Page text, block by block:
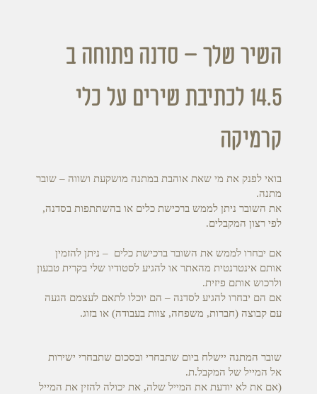
השיר שלך – סדנה פתוחה ב
14.5 לכתיבת שירים על כלי
קרמיקה
בואי לפנק את מי שאת אוהבת במתנה מושקעת ושווה – שובר
מתנה.
את השובר ניתן לממש ברכישת כלים או בהשתתפות בסדנה,
לפי רצון המקבלים.
אם יבחרו לממש את השובר ברכישת כלים – ניתן להזמין
אותם אינטרנטית מהאתר או להגיע לסטודיו שלי בקרית טבעון
ולרכוש אותם פיזית.
אם הם יבחרו להגיע לסדנה – הם יוכלו לתאם לעצמם הגעה
עם קבוצה (חברות, משפחה, צוות בעבודה) או בזוג.
שובר המתנה יישלח ביום שתבחרי ובסכום שתבחרי ישירות
אל המייל של המקבל.ת.
(אם את לא יודעת את המייל שלה, את יכולה להזין את המייל